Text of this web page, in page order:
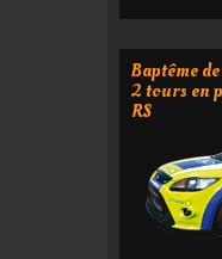
Baptême
2 tours en
RS